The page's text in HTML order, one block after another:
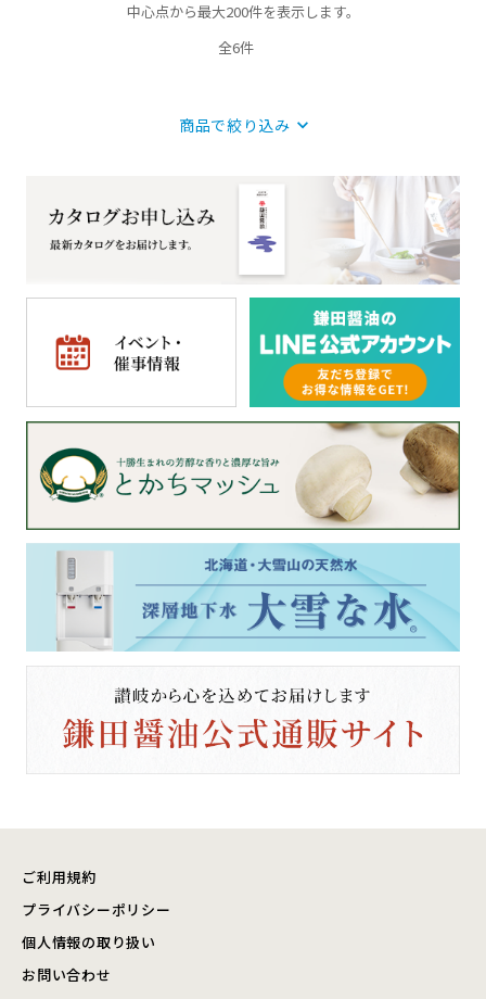
中心点から最大200件を表示します。
全6件
商品で絞り込み
ご利用規約
プライバシーポリシー
個人情報の取り扱い
お問い合わせ